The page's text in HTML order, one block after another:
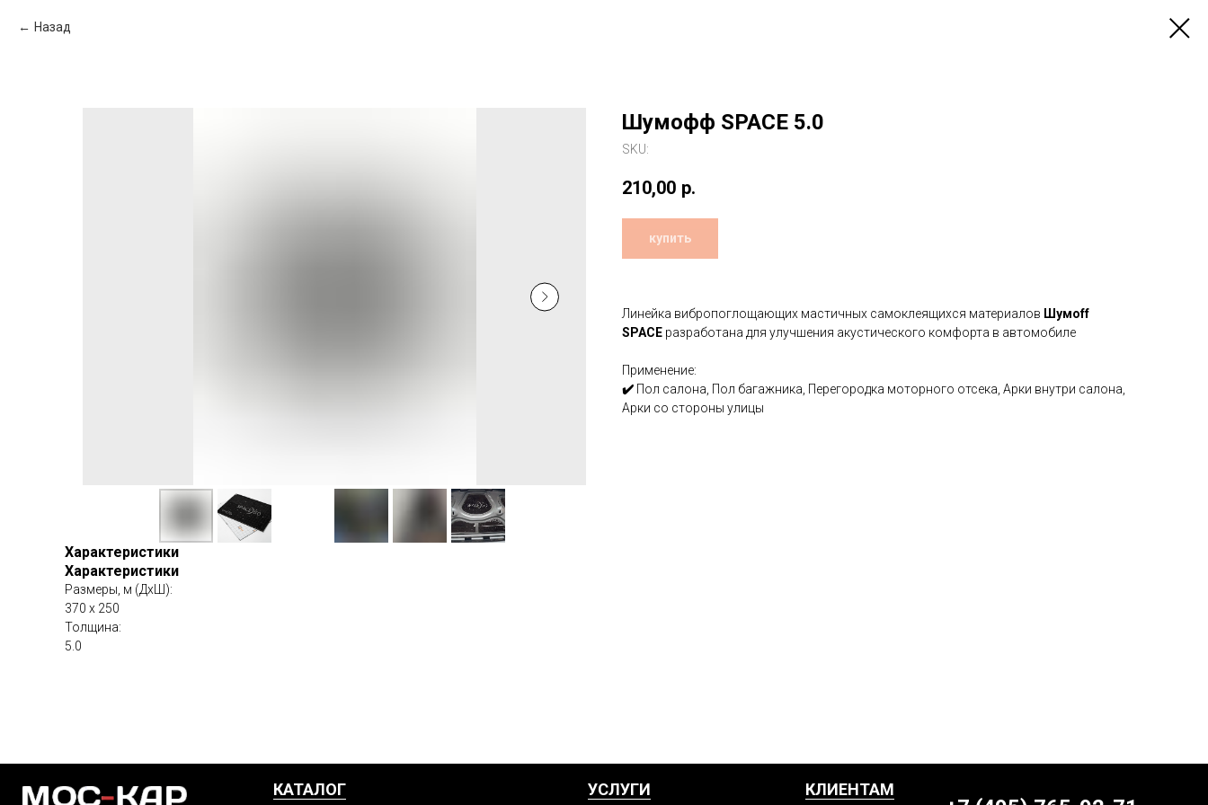
Назад
Шумофф SPACE 5.0
SKU:
210,00 р.
купить
Линейка вибропоглощающих мастичных самоклеящихся материалов Шумoff
SPACE разработана для улучшения акустического комфорта в автомобиле
Применение:
✔️ Пол салона, Пол багажника, Перегородка моторного отсека, Арки внутри салона,
Арки со стороны улицы
Характеристики
Характеристики
Размеры, м (ДхШ):
370 х 250
Толщина:
5.0
УСЛУГИ КЛИЕНТАМ
КАТАЛОГ